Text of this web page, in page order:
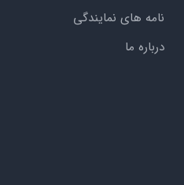
نامه های نمایندگی
درباره ما